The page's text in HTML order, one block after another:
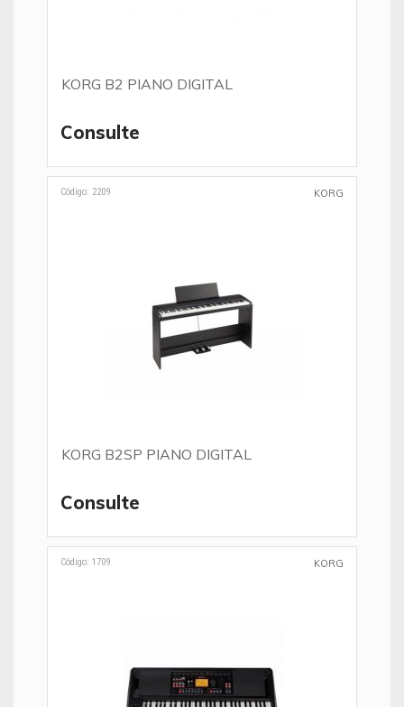
KORG B2 PIANO DIGITAL
Consulte
Código: 2209 KORG
KORG B2SP PIANO DIGITAL
Consulte
Código: 1709 KORG